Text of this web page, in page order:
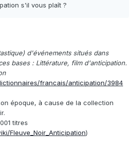
s'il vous plaît ?
d'événements situés dans
bases : Littérature, film d'anticipation.
francais/anticipation/3984
époque, à cause de la collection
titres
Fleuve_Noir_Anticipation)